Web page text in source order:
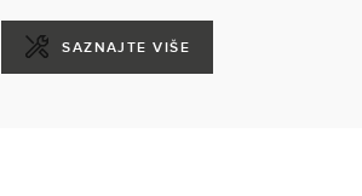
SAZNAJTE VIŠE